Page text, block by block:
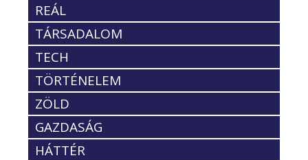
REÁL
TÁRSADALOM
TECH
TÖRTÉNELEM
ZÖLD
GAZDASÁG
HÁTTÉR